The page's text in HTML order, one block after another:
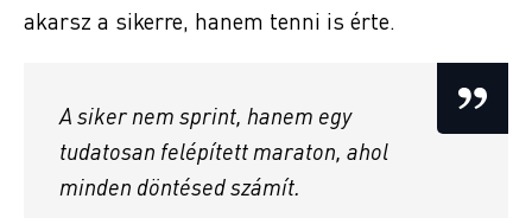
akarsz a sikerre, hanem tenni is érte.
A siker nem sprint, hanem egy
tudatosan felépített maraton, ahol
minden döntésed számít.